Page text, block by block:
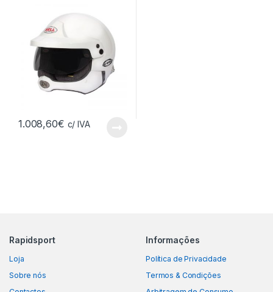
1.008,60€ c/ IVA
Rapidsport
Loja
Sobre nós
Informações
Política de Privacidade
Termos & Condições